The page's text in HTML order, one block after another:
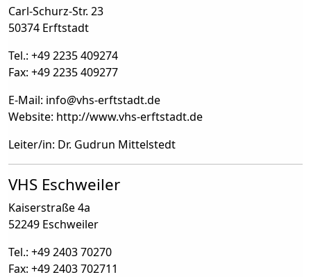
Carl-Schurz-Str. 23
50374 Erftstadt
Tel.: +49 2235 409274
Fax: +49 2235 409277
E-Mail: info@vhs-erftstadt.de
Website: http://www.vhs-erftstadt.de
Leiter/in: Dr. Gudrun Mittelstedt
VHS Eschweiler
Kaiserstraße 4a
52249 Eschweiler
Tel.: +49 2403 70270
Fax: +49 2403 702711